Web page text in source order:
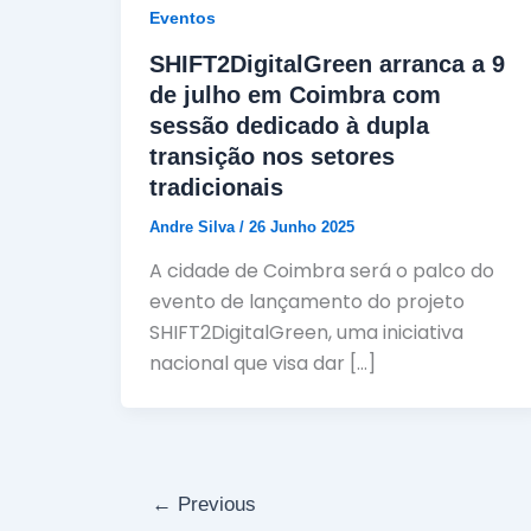
Eventos
SHIFT2DigitalGreen arranca a 9
de julho em Coimbra com
sessão dedicado à dupla
transição nos setores
tradicionais
Andre Silva / 26 Junho 2025
A cidade de Coimbra será o palco do
evento de lançamento do projeto
SHIFT2DigitalGreen, uma iniciativa
nacional que visa dar […]
← Previous